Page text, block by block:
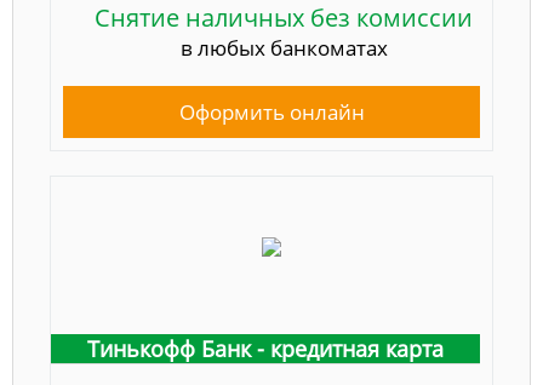
Снятие наличных без комиссии
в любых банкоматах
Оформить онлайн
Тинькофф Банк - кредитная карта